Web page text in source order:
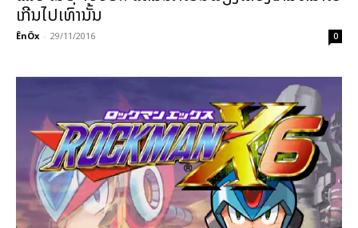
ເກີນໄປເທົ່ານັ້ນ
ÊnÖx - 29/11/2016 0